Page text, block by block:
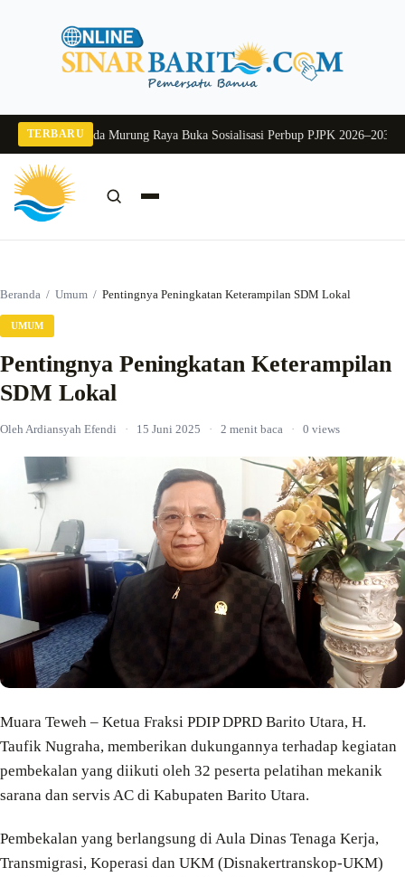
TERBARU
2026Pj Sekda Murung Raya Buka Sosialisasi Perbup PJPK 2026–2030
Beranda / Umum / Pentingnya Peningkatan Keterampilan SDM Lokal
UMUM
Pentingnya Peningkatan Keterampilan
SDM Lokal
Oleh Ardiansyah Efendi · 15 Juni 2025 · 2 menit baca · 0 views
Muara Teweh – Ketua Fraksi PDIP DPRD Barito Utara, H.
Taufik Nugraha, memberikan dukungannya terhadap kegiatan
pembekalan yang diikuti oleh 32 peserta pelatihan mekanik
sarana dan servis AC di Kabupaten Barito Utara.
Pembekalan yang berlangsung di Aula Dinas Tenaga Kerja,
Transmigrasi, Koperasi dan UKM (Disnakertranskop-UKM)